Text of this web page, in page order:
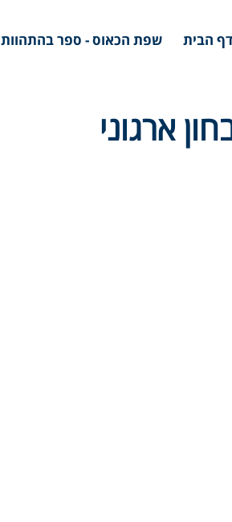
דף הבית שפת הכאוס - ספר בהתהוות
ארגוני